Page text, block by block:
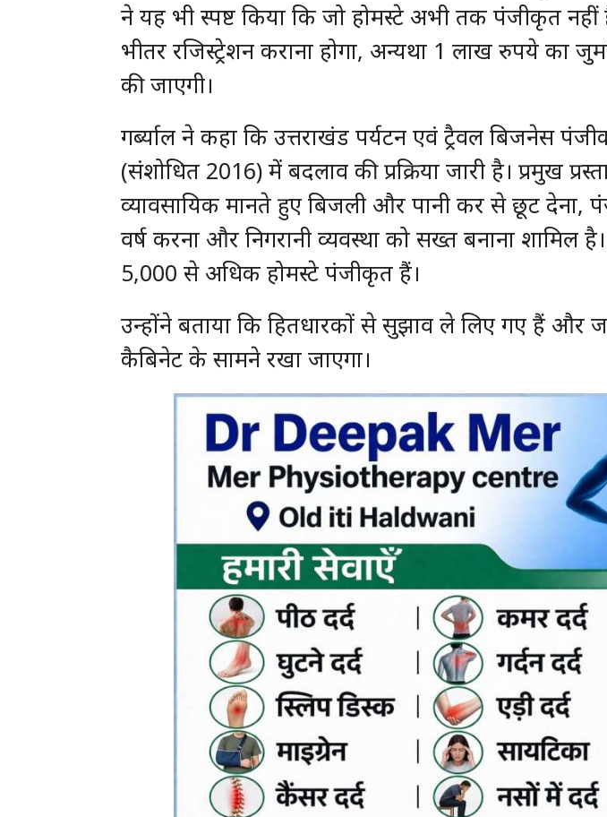
ने यह भी स्पष्ट किया कि जो होमस्टे अभी तक पंजीकृत नहीं
भीतर रजिस्ट्रेशन कराना होगा, अन्यथा 1 लाख रुपये का
की जाएगी।
गर्ब्याल ने कहा कि उत्तराखंड पर्यटन एवं ट्रैवल बिजनेस
(संशोधित 2016) में बदलाव की प्रक्रिया जारी है। प्रमुख
व्यावसायिक मानते हुए बिजली और पानी कर से छूट देना,
वर्ष करना और निगरानी व्यवस्था को सख्त बनाना शामिल
5,000 से अधिक होमस्टे पंजीकृत हैं।
उन्होंने बताया कि हितधारकों से सुझाव ले लिए गए हैं और
कैबिनेट के सामने रखा जाएगा।